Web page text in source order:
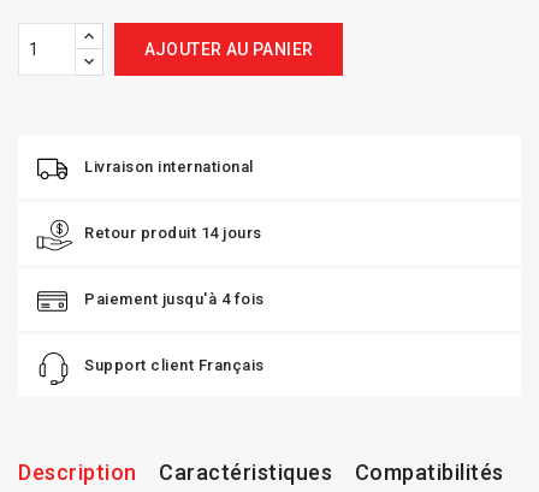
AJOUTER AU PANIER
Livraison international
Retour produit 14 jours
Paiement jusqu'à 4 fois
Support client Français
Description Caractéristiques Compatibilités